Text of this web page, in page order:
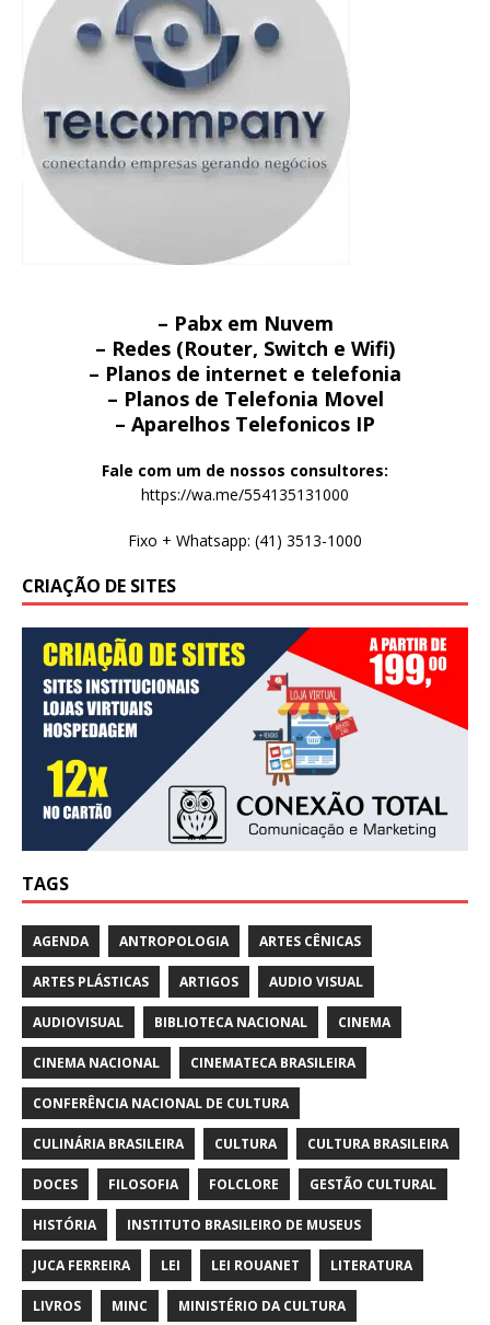
– Pabx em Nuvem
– Redes (Router, Switch e Wifi)
– Planos de internet e telefonia
– Planos de Telefonia Movel
– Aparelhos Telefonicos IP
Fale com um de nossos consultores:
https://wa.me/554135131000
Fixo + Whatsapp: (41) 3513-1000
CRIAÇÃO DE SITES
TAGS
AGENDA ANTROPOLOGIA ARTES CÊNICAS
ARTES PLÁSTICAS ARTIGOS AUDIO VISUAL
AUDIOVISUAL BIBLIOTECA NACIONAL CINEMA
CINEMA NACIONAL CINEMATECA BRASILEIRA
CONFERÊNCIA NACIONAL DE CULTURA
CULINÁRIA BRASILEIRA CULTURA CULTURA BRASILEIRA
DOCES FILOSOFIA FOLCLORE GESTÃO CULTURAL
HISTÓRIA INSTITUTO BRASILEIRO DE MUSEUS
JUCA FERREIRA LEI LEI ROUANET LITERATURA
LIVROS MINC MINISTÉRIO DA CULTURA